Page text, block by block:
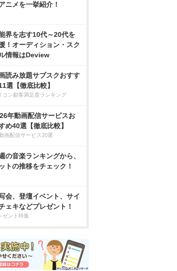
ニメを一挙紹介！
界を志す10代～20代を
！オーディション・スク
情報はDeview
読み放題サブスクおすす
選【徹底比較】
コン顧客満足度ランキング
年動画配信サービスお
め40選【徹底比較】
画配信サービス20選
の音楽ランキングから、
トの推移をチェック！
会、登壇イベント、サイ
ェキなどプレゼント！
ゼント特集